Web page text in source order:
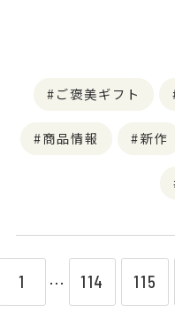
ご褒美ギフト
商品情報 新作
1 ⋯ 114 115